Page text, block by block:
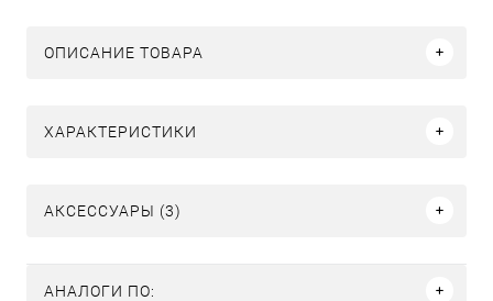
ОПИСАНИЕ ТОВАРА
ХАРАКТЕРИСТИКИ
АКСЕССУАРЫ (3)
АНАЛОГИ ПО: